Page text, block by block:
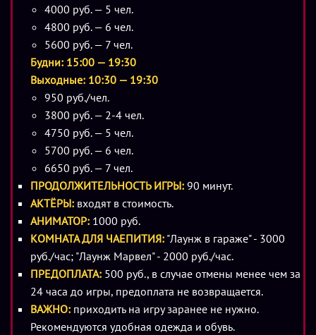
Спасение пленного даже в фэнтези – это невероятно
трудная задача. Единственный способ самим оказаться в
плену. Но в тот миг, когда тюремщик захлопывает дверь,
отсекая путь к свободе, кажется, что мрачные тюремные
своды сдавили твоё тело, и выхода нет.
Остаётся только верить в себя и своих друзей, искать
потайные ходы и стараться решать все загадки. Не
бойтесь, колдун поможет вам спастись, а вы спасёте его.
Это один из вариантов развития событий, постарайтесь
выбрать именно его.
Попав в эту реальность, вы не будете сомневаться, что
действительно находитесь в старинной тюрьме 13 века,
выполненной в европейском стиле. Проникнутся
атмосферой действа вам помогут высококачественные
декорации, над созданием которых трудились
профессионалы своего дела. Не малая роль отведена и
актерской игре: она вас впечатлит.
4000 руб. — 5 чел.
4800 руб. — 6 чел.
5600 руб. — 7 чел.
Будни: 15:00 — 19:30
Выходные: 10:30 — 19:30
950 руб./чел.
3800 руб. — 2-4 чел.
4750 руб. — 5 чел.
5700 руб. — 6 чел.
6650 руб. — 7 чел.
ПРОДОЛЖИТЕЛЬНОСТЬ ИГРЫ: 90 минут.
АКТЁРЫ: входят в стоимость.
АНИМАТОР: 1000 руб.
КОМНАТА ДЛЯ ЧАЕПИТИЯ: "Лаунж в гараже" - 3000
руб./час; "Лаунж Марвел" - 2000 руб./час.
ПРЕДОПЛАТА: 500 руб., в случае отмены менее чем за
24 часа до игры, предоплата не возвращается.
ВАЖНО: приходить на игру заранее не нужно.
Рекомендуются удобная одежда и обувь.